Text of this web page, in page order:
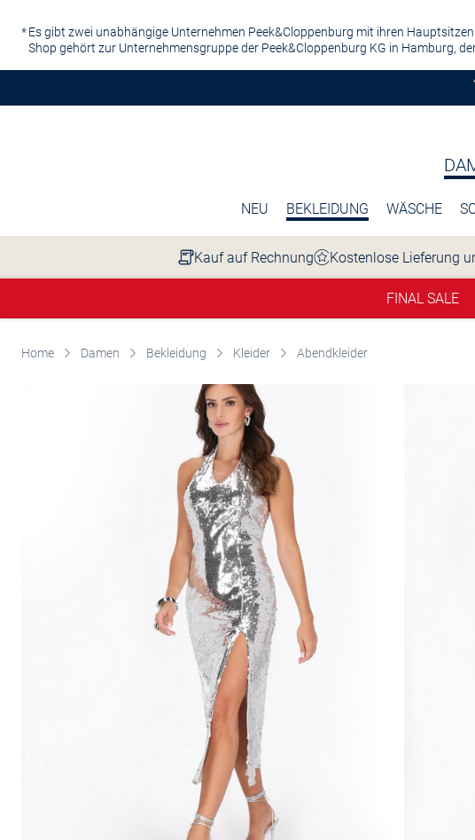
Es gibt zwei unabhängige Unternehmen Peek&Cloppenburg mit ihren
Shop gehört zur Unternehmensgruppe der Peek&Cloppenburg KG in Hamburg,
NEU BEKLEIDUNG WÄSCHE
Kauf auf Rechnung Kostenlose Lieferung
FINAL SALE
Home Damen Bekleidung Kleider Abendkleider